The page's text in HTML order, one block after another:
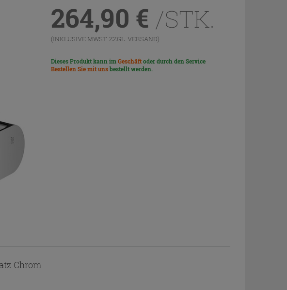
264,90 € /STK.
(INKLUSIVE MWST. ZZGL. VERSAND)
Dieses Produkt kann imGeschäftoder durch den Service
Bestellen Sie mit unsbestellt werden.
Chrom